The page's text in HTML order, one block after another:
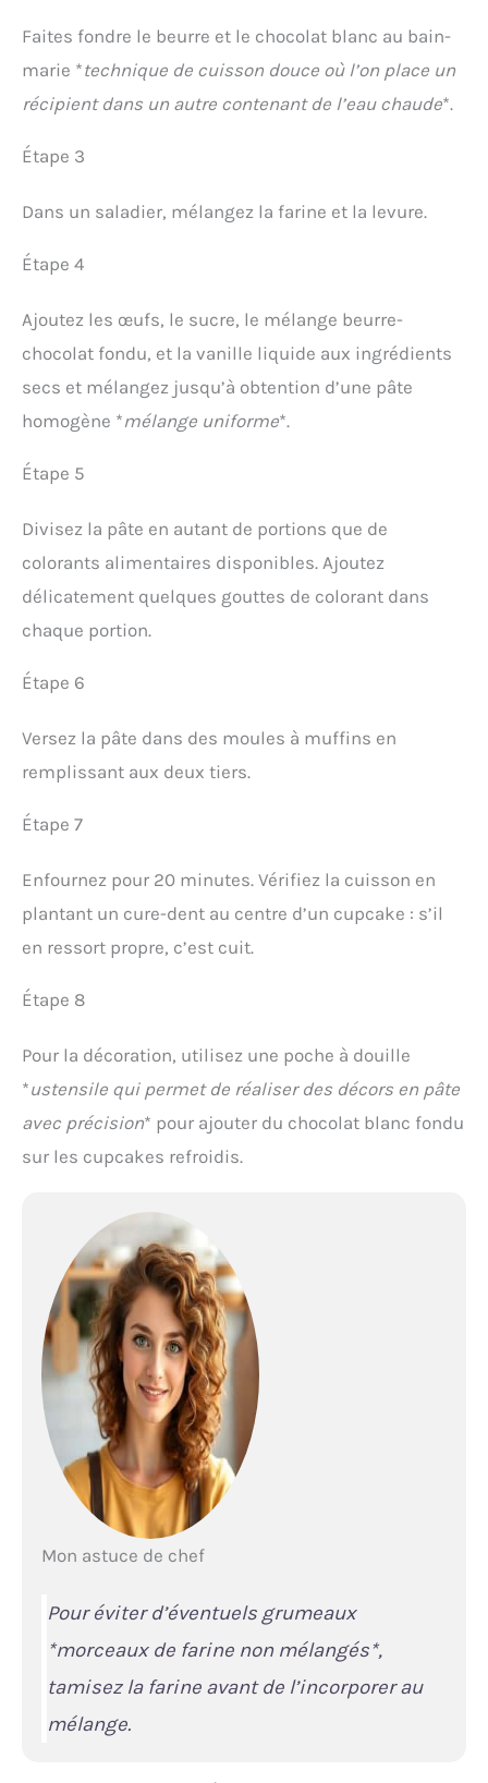
Faites fondre le beurre et le chocolat blanc au bain-
marie *technique de cuisson douce où l’on place un
récipient dans un autre contenant de l’eau chaude*.
Étape 3
Dans un saladier, mélangez la farine et la levure.
Étape 4
Ajoutez les œufs, le sucre, le mélange beurre-
chocolat fondu, et la vanille liquide aux ingrédients
secs et mélangez jusqu’à obtention d’une pâte
homogène *mélange uniforme*.
Étape 5
Divisez la pâte en autant de portions que de
colorants alimentaires disponibles. Ajoutez
délicatement quelques gouttes de colorant dans
chaque portion.
Étape 6
Versez la pâte dans des moules à muffins en
remplissant aux deux tiers.
Étape 7
Enfournez pour 20 minutes. Vérifiez la cuisson en
plantant un cure-dent au centre d’un cupcake : s’il
en ressort propre, c’est cuit.
Étape 8
Pour la décoration, utilisez une poche à douille
*ustensile qui permet de réaliser des décors en pâte
avec précision* pour ajouter du chocolat blanc fondu
sur les cupcakes refroidis.
Mon astuce de chef
Pour éviter d’éventuels grumeaux
*morceaux de farine non mélangés*,
tamisez la farine avant de l’incorporer au
mélange.